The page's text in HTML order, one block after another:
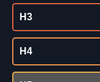
H3
H4